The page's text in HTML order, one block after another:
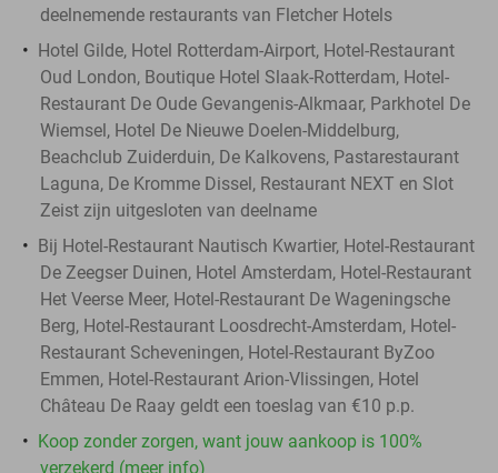
deelnemende restaurants van Fletcher Hotels
Hotel Gilde, Hotel Rotterdam-Airport, Hotel-Restaurant
Oud London, Boutique Hotel Slaak-Rotterdam, Hotel-
Restaurant De Oude Gevangenis-Alkmaar, Parkhotel De
Wiemsel, Hotel De Nieuwe Doelen-Middelburg,
Beachclub Zuiderduin, De Kalkovens, Pastarestaurant
Laguna, De Kromme Dissel, Restaurant NEXT en Slot
Zeist zijn uitgesloten van deelname
Bij Hotel-Restaurant Nautisch Kwartier, Hotel-Restaurant
De Zeegser Duinen, Hotel Amsterdam, Hotel-Restaurant
Het Veerse Meer, Hotel-Restaurant De Wageningsche
Berg, Hotel-Restaurant Loosdrecht-Amsterdam, Hotel-
Restaurant Scheveningen, Hotel-Restaurant ByZoo
Emmen, Hotel-Restaurant Arion-Vlissingen, Hotel
Château De Raay geldt een toeslag van €10 p.p.
Koop zonder zorgen, want jouw aankoop is 100%
verzekerd (meer info)